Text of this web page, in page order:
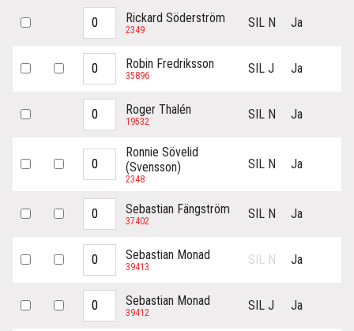
Rickard Söderström
2349 SIL N Ja
Robin Fredriksson
35896 SIL J Ja
Roger Thalén
19532 SIL N Ja
Ronnie Sövelid
(Svensson)
2348
SIL N Ja
Sebastian Fängström
37402 SIL N Ja
Sebastian Monad
39413 SIL N Ja
Sebastian Monad
39412 SIL J Ja